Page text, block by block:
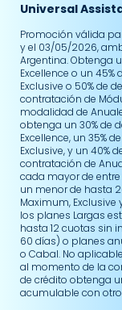
Universal
Promoción válida
y el 03/05/2026,
Argentina. Obtenga
Excellence o un
Exclusive o 50% de
contratación de
modalidad de
obtenga un 30% de
Excellence, un 35%
Exclusive, y un 40%
contratación de
cada mayor de entre
un menor de hasta
Maximum, Exclusive
los planes Largas
hasta 12 cuotas sin
60 días) o planes
o Cabal. No
al momento de la
de crédito obtenga
acumulable con